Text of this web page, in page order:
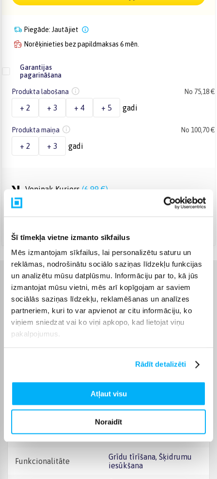
Šī tīmekļa vietne izmanto sīkfailus
Mēs izmantojam sīkfailus, lai personalizētu saturu un
reklāmas, nodrošinātu sociālo saziņas līdzekļu funkcijas
un analizētu mūsu datplūsmu. Informāciju par to, kā jūs
izmantojat mūsu vietni, mēs arī kopīgojam ar saviem
sociālās saziņas līdzekļu, reklamēšanas un analīzes
partneriem, kuri to var apvienot ar citu informāciju, ko
viņiem sniedzat vai ko viņi apkopo, kad lietojat viņu
pakalpojumus.
Rādīt detalizēti
Atļaut visu
Noraidīt
Piegāde: Jautājiet
Norēķinieties bez papildmaksas 6 mēn.
Garantijas
pagarināšana
Produkta labošana No 75,18 €
+ 2 + 3 + 4 + 5 gadi
Produkta maiņa No 100,70 €
+ 2 + 3 gadi
Venipak Kurjers (6,99 €)
Ražotājs Karcher
Ūdens tilpums, l
45
Pašattīrīšanās stacija Jā
Šķidrumu sūknēšana Jā
Funkcionalitāte
Grīdu tīrīšana, Šķidrumu
iesūkšana